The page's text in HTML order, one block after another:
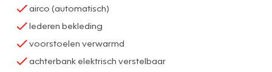
airco (automatisch)
lederen bekleding
voorstoelen verwarmd
achterbank elektrisch verstelbaar